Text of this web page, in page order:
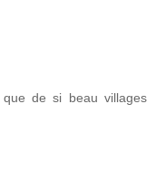
de si beau villages